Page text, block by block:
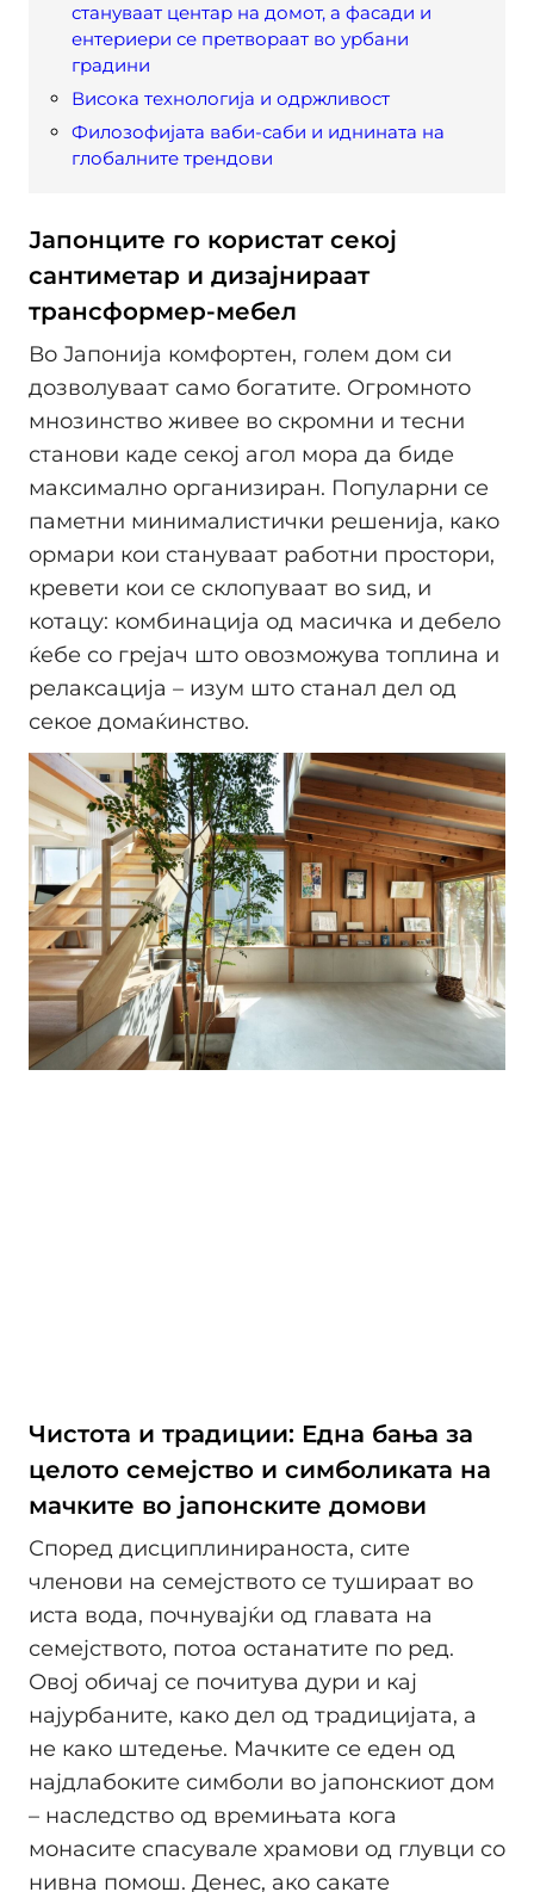
стануваат центар на домот, а фасади и
ентериери се претвораат во урбани
градини
Висока технологија и одржливост
Филозофијата ваби-саби и иднината на
глобалните трендови
Јапонците го користат секој
сантиметар и дизајнираат
трансформер-мебел
Во Јапонија комфортен, голем дом си
дозволуваат само богатите. Огромното
мнозинство живее во скромни и тесни
станови каде секој агол мора да биде
максимално организиран. Популарни се
паметни минималистички решенија, како
ормари кои стануваат работни простори,
кревети кои се склопуваат во ѕид, и
котацу: комбинација од масичка и дебело
ќебе со грејач што овозможува топлина и
релаксација – изум што станал дел од
секое домаќинство.
Чистота и традиции: Една бања за
целото семејство и симболиката на
мачките во јапонските домови
Според дисциплинираноста, сите
членови на семејството се тушираат во
иста вода, почнувајќи од главата на
семејството, потоа останатите по ред.
Овој обичај се почитува дури и кај
најурбаните, како дел од традицијата, а
не како штедење. Мачките се еден од
најдлабоките симболи во јапонскиот дом
– наследство од времињата кога
монасите спасувале храмови од глувци со
нивна помош. Денес, ако сакате